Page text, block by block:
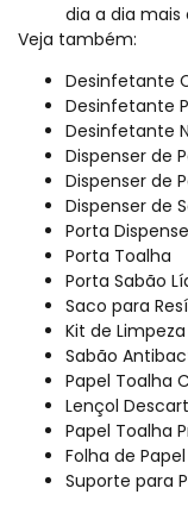
dia a dia mais
Veja também:
Desinfetante
Desinfetante
Desinfetante
Dispenser de
Dispenser de
Dispenser de
Porta
Porta Toalha
Porta Sabão
Saco para
Kit de Limpeza
Sabão
Papel Toalha
Lençol
Papel Toalha
Folha de
Suporte para